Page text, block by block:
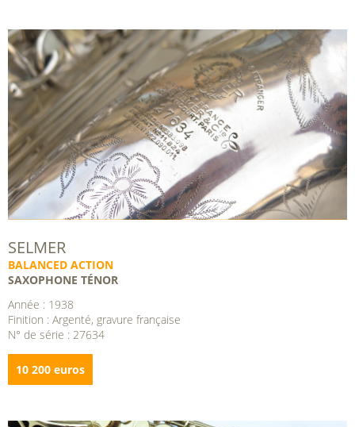
SELMER
BALANCED ACTION
SAXOPHONE TÉNOR
Année : 1938
Finition : Argenté, gravure française
N° de série : 27634
10 200 euros